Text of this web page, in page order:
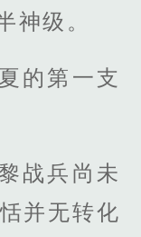
神级。
的第一支
战兵尚未
并无转化